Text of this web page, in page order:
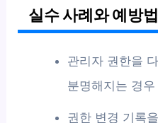
실수 사례와 예방법
관리자 권한을
분명해지는 경우
권한 변경 기록